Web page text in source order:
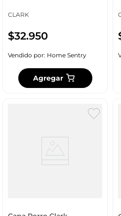
CLARK
$32.950
Vendido por: Home Sentry
Agregar